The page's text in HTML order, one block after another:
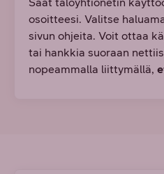
osoitteesi. Valitse
sivun ohjeita. Voit ottaa
tai hankkia suoraan
nopeammalla liittymällä,